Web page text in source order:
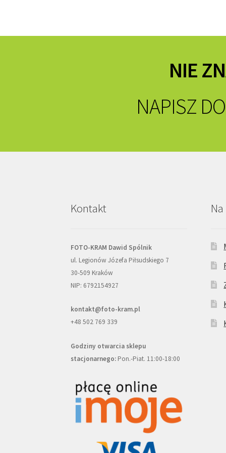
NIE
NAPISZ
Kontakt
FOTO-KRAM Dawid Spólnik
ul. Legionów Józefa Piłsudskiego 7
30-509 Kraków
NIP: 6792154927
kontakt@foto-kram.pl
+48 502 769 339
Godziny otwarcia sklepu
stacjonarnego: Pon.-Piat. 11:00-18:00